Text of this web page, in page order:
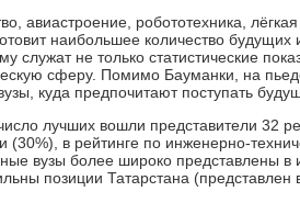
авиастроение, робототехника,
наибольшее количество
служат не только статистические
сферу. Помимо Бауманки, на
куда предпочитают поступать
лучших вошли представители 32
в рейтинге по инженерно-
вузы более широко представлены
пози­ции Татарстана